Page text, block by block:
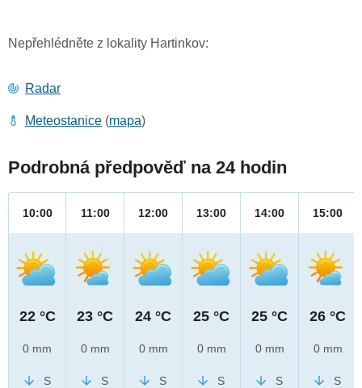
Nepřehlédněte z lokality Hartinkov:
Radar
Meteostanice (mapa)
Podrobná předpověď na 24 hodin
10:00
22 °C
0 mm
S
11:00
23 °C
0 mm
S
12:00
24 °C
0 mm
S
13:00
25 °C
0 mm
S
14:00
25 °C
0 mm
S
15:00
26 °C
0 mm
S